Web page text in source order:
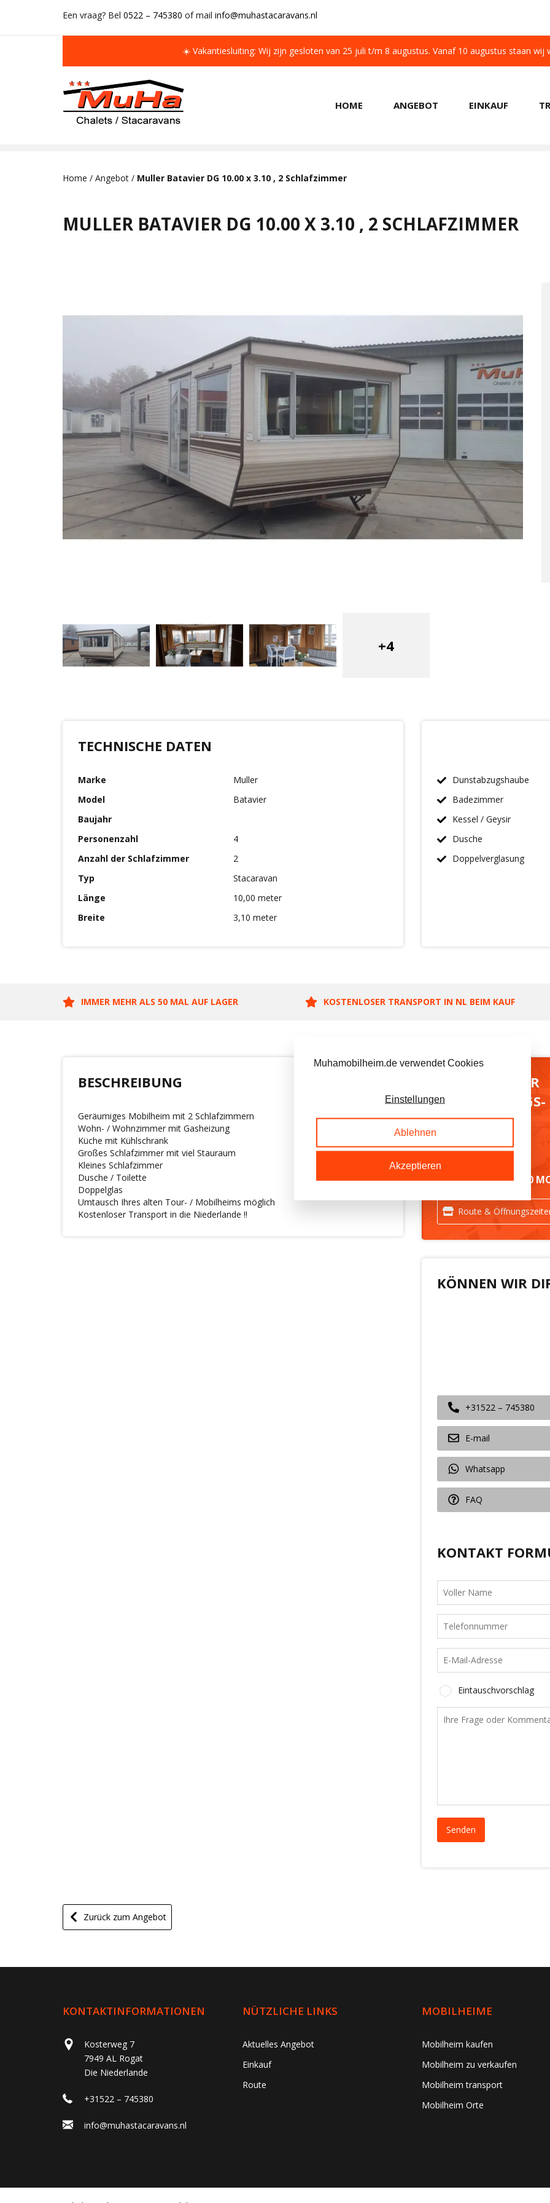
Een vraag? Bel 0522 – 745380 of mail info@muhastacaravans.nl
☀️ Vakantiesluiting: Wij zijn gesloten van 25 juli t/m 8 augustus. Vanaf 10 augustus staan wij
HOME ANGEBOT EINKAUF
Home / Angebot / Muller Batavier DG 10.00 x 3.10 , 2 Schlafzimmer
MULLER BATAVIER DG 10.00 X 3.10 , 2 SCHLAFZIMMER
+4
TECHNISCHE DATEN
Marke
Muller
Model
Batavier
Baujahr
Personenzahl
4
Anzahl der Schlafzimmer
2
Typ
Stacaravan
Länge
10,00 meter
Breite
3,10 meter
Dunstabzugshaube
Badezimmer
Kessel / Geysir
Dusche
Doppelverglasung
IMMER MEHR ALS 50 MAL AUF LAGER KOSTENLOSER TRANSPORT IN NL BEIM KAUF
BESCHREIBUNG
Geräumiges Mobilheim mit 2 Schlafzimmern
Wohn- / Wohnzimmer mit Gasheizung
Küche mit Kühlschrank
Großes Schlafzimmer mit viel Stauraum
Kleines Schlafzimmer
Dusche / Toilette
Doppelglas
Umtausch Ihres alten Tour- / Mobilheims möglich
Kostenloser Transport in die Niederlande !!
BESUCH UNSER
AUSSTELLUNGS-
GELÄNDE
IMMER MEHR ALS 50
Route &
KÖNNEN WIR
+31522 – 745380
E-mail
Whatsapp
FAQ
KONTAKT
Eintauschvorschlag
Zurück zum Angebot
KONTAKTINFORMATIONEN
Kosterweg 7
7949 AL Rogat
Die Niederlande
+31522 – 745380
info@muhastacaravans.nl
NÜTZLICHE LINKS
Aktuelles Angebot
Einkauf
Route
MOBILHEIME
Mobilheim kaufen
Mobilheim zu verkaufen
Mobilheim transport
Mobilheim Orte
Muhamobilheim.de verwendet Cookies
Einstellungen
Ablehnen
Akzeptieren